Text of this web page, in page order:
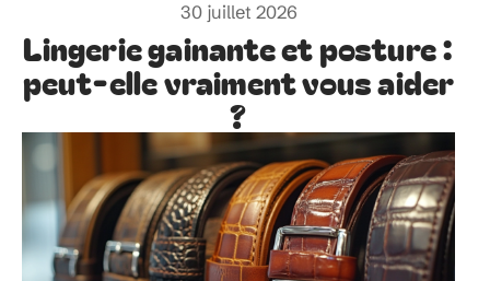
30 juillet 2026
Lingerie gainante et posture :
peut-elle vraiment vous aider
?